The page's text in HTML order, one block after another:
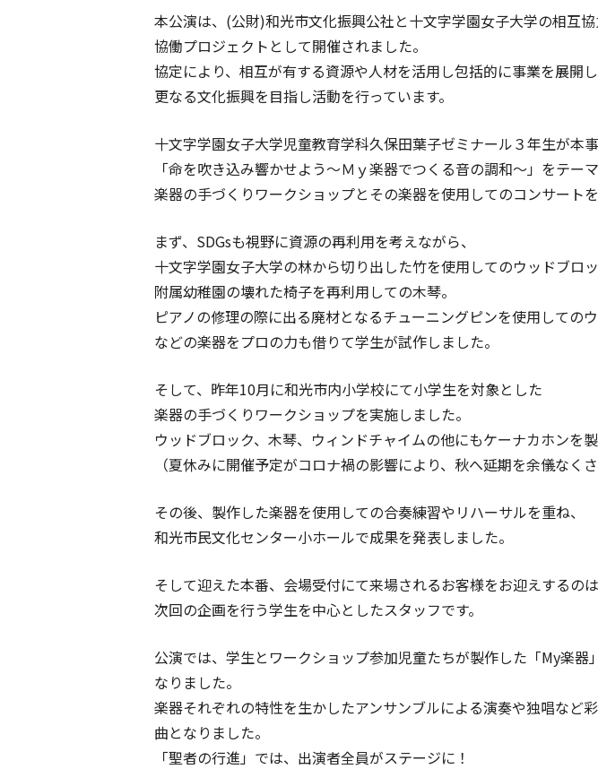
本公演は、(公財)和光市文化振興公社と十文字学園女子大学の相互
協働プロジェクトとして開催されました。
協定により、相互が有する資源や人材を活用し包括的に事業を展開し
更なる文化振興を目指し活動を行っています。
十文字学園女子大学児童教育学科久保田葉子ゼミナール３年生が本事
「命を吹き込み響かせよう～Ｍｙ楽器でつくる音の調和～」をテーマ
楽器の手づくりワークショップとその楽器を使用してのコンサートを
まず、SDGsも視野に資源の再利用を考えながら、
十文字学園女子大学の林から切り出した竹を使用してのウッドブロッ
附属幼稚園の壊れた椅子を再利用しての木琴。
ピアノの修理の際に出る廃材となるチューニングピンを使用してのウ
などの楽器をプロの力も借りて学生が試作しました。
そして、昨年10月に和光市内小学校にて小学生を対象とした
楽器の手づくりワークショップを実施しました。
ウッドブロック、木琴、ウィンドチャイムの他にもケーナカホンを製
（夏休みに開催予定がコロナ禍の影響により、秋へ延期を余儀なくさ
その後、製作した楽器を使用しての合奏練習やリハーサルを重ね、
和光市民文化センター小ホールで成果を発表しました。
そして迎えた本番、会場受付にて来場されるお客様をお迎えするのは
次回の企画を行う学生を中心としたスタッフです。
公演では、学生とワークショップ参加児童たちが製作した「My楽
なりました。
楽器それぞれの特性を生かしたアンサンブルによる演奏や独唱など
曲となりました。
「聖者の行進」では、出演者全員がステージに！